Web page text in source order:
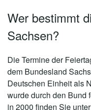
Wer bestimmt
Sachsen?
Die Termine der
dem Bundesland
Deutschen Einheit als
wurde durch den Bund
in 2000 finden Sie